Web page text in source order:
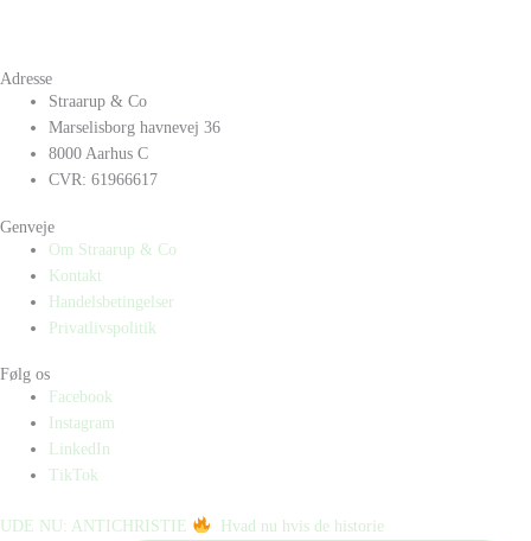
Adresse
Straarup & Co
Marselisborg havnevej 36
8000 Aarhus C
CVR: 61966617
Genveje
Om Straarup & Co
Kontakt
Handelsbetingelser
Privatlivspolitik
Følg os
Facebook
Instagram
LinkedIn
TikTok
UDE NU: ANTICHRISTIE ⁠ ⁠ Hvad nu hvis de historie